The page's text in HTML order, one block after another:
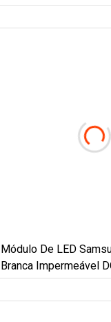
IP67 Módulo De LED
Módulo De LED
Branca Impermeável
Externo Usado Para